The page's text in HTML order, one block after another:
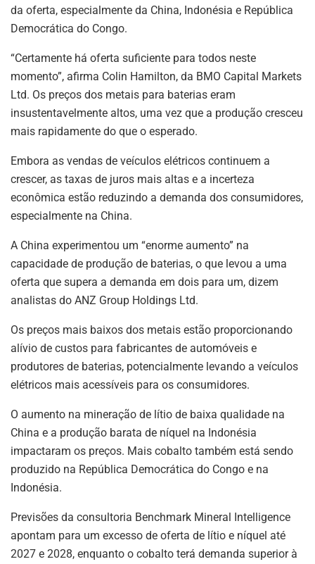
da oferta, especialmente da China, Indonésia e República
Democrática do Congo.
“Certamente há oferta suficiente para todos neste
momento”, afirma Colin Hamilton, da BMO Capital Markets
Ltd. Os preços dos metais para baterias eram
insustentavelmente altos, uma vez que a produção cresceu
mais rapidamente do que o esperado.
Embora as vendas de veículos elétricos continuem a
crescer, as taxas de juros mais altas e a incerteza
econômica estão reduzindo a demanda dos consumidores,
especialmente na China.
A China experimentou um “enorme aumento” na
capacidade de produção de baterias, o que levou a uma
oferta que supera a demanda em dois para um, dizem
analistas do ANZ Group Holdings Ltd.
Os preços mais baixos dos metais estão proporcionando
alívio de custos para fabricantes de automóveis e
produtores de baterias, potencialmente levando a veículos
elétricos mais acessíveis para os consumidores.
O aumento na mineração de lítio de baixa qualidade na
China e a produção barata de níquel na Indonésia
impactaram os preços. Mais cobalto também está sendo
produzido na República Democrática do Congo e na
Indonésia.
Previsões da consultoria Benchmark Mineral Intelligence
apontam para um excesso de oferta de lítio e níquel até
2027 e 2028, enquanto o cobalto terá demanda superior à